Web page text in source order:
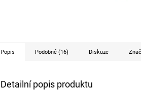
Popis Podobné (16) Diskuze
Detailní popis produktu